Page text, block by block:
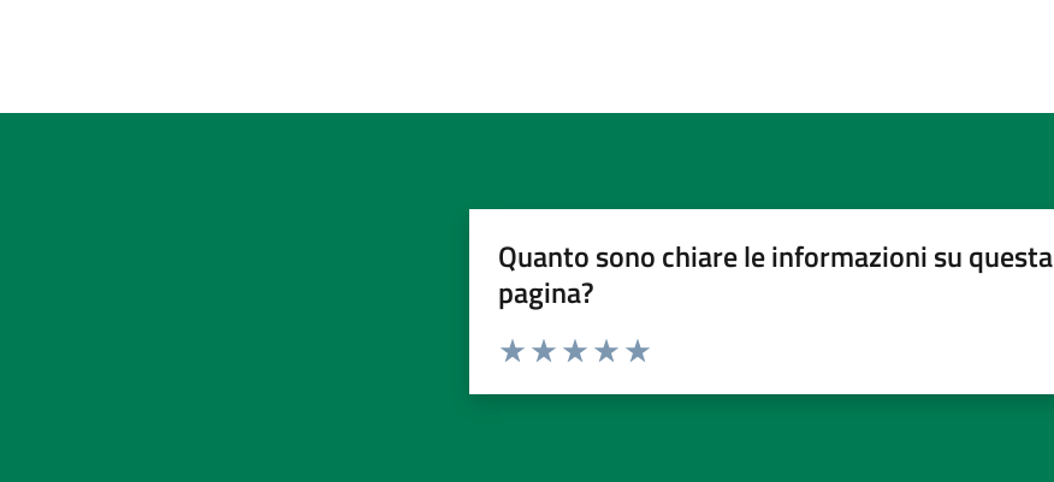
Quanto sono chiare le informazioni su questa
pagina?
Valuta da 1 a 5 stelle la pagina